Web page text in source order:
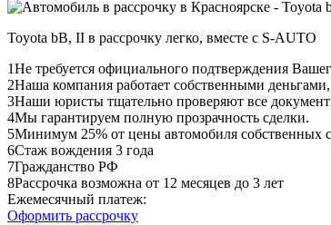
Toyota bB, II в рассрочку легко, вместе с S-AUTO
1Не требуется официального подтверждения
2Наша компания работает собственными деньгами,
3Наши юристы тщательно проверяют все
4Мы гарантируем полную прозрачность сделки.
5Минимум 25% от цены автомобиля собственных
6Стаж вождения 3 года
7Гражданство РФ
8Рассрочка возможна от 12 месяцев до 3 лет
Ежемесячный платеж:
Оформить рассрочку